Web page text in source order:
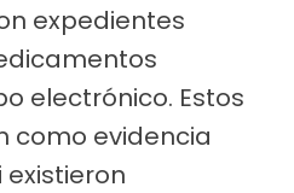
expedientes
electrónico. Estos
como evidencia